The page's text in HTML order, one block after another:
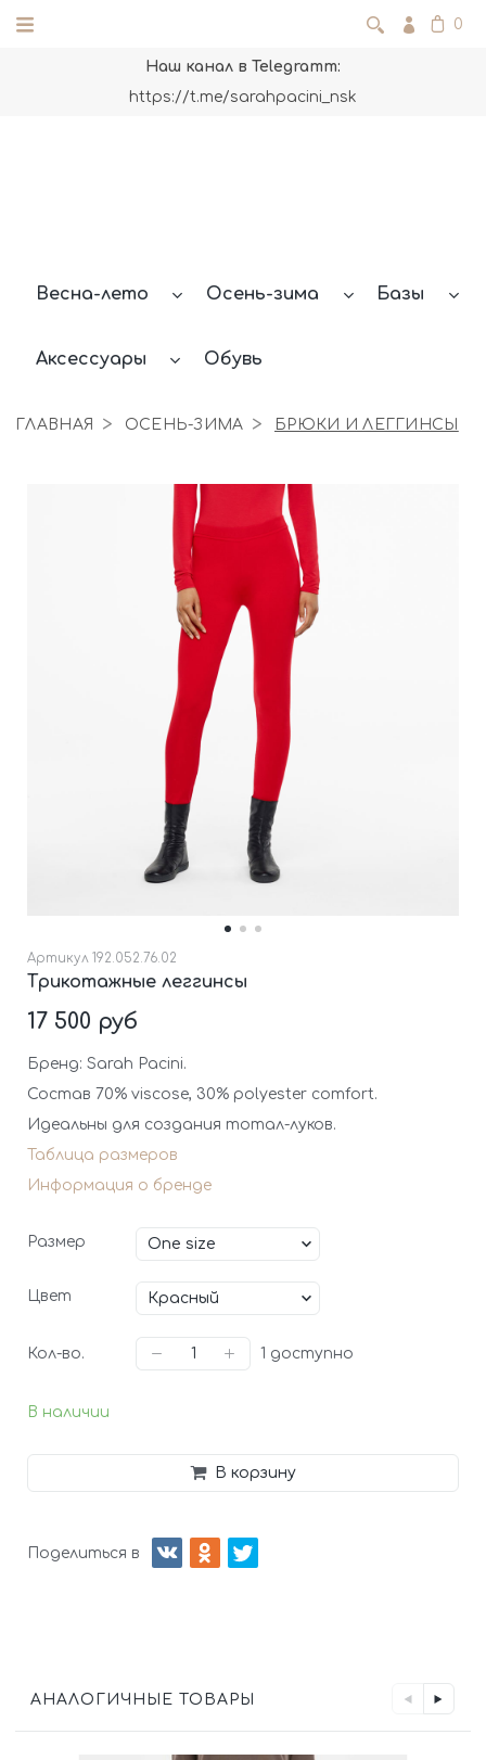
0
Наш канал в Telegramm:
https://t.me/sarahpacini_nsk
Весна-лето Осень-зима Базы
Аксессуары Обувь
ГЛАВНАЯ ОСЕНЬ-ЗИМА БРЮКИ И ЛЕГГИНСЫ
Артикул192.052.76.02
Трикотажные леггинсы
В наличии
17 500 руб
Бренд: Sarah Pacini.
Состав 70% viscose, 30% polyester comfort.
Идеальны для создания тотал-луков.
Таблица размеров
Информация о бренде
Размер
Цвет
Кол-во. 1 доступно
В корзину
Поделиться в
АНАЛОГИЧНЫЕ ТОВАРЫ